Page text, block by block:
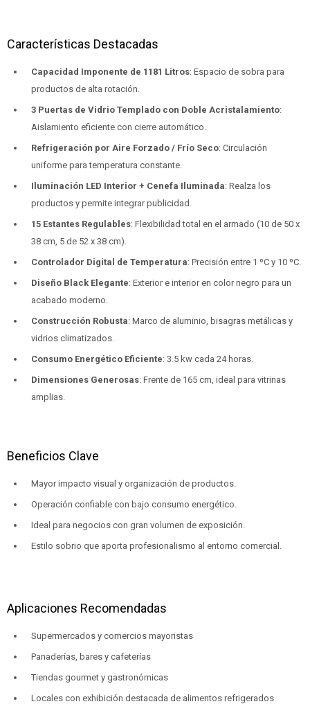
Características Destacadas
Capacidad Imponente de 1181 Litros: Espacio de sobra para
productos de alta rotación.
3 Puertas de Vidrio Templado con Doble Acristalamiento:
Aislamiento eficiente con cierre automático.
Refrigeración por Aire Forzado / Frío Seco: Circulación
uniforme para temperatura constante.
Iluminación LED Interior + Cenefa Iluminada: Realza los
productos y permite integrar publicidad.
15 Estantes Regulables: Flexibilidad total en el armado (10 de 50 x
38 cm, 5 de 52 x 38 cm).
Controlador Digital de Temperatura: Precisión entre 1 ºC y 10 ºC.
Diseño Black Elegante: Exterior e interior en color negro para un
acabado moderno.
Construcción Robusta: Marco de aluminio, bisagras metálicas y
vidrios climatizados.
Consumo Energético Eficiente: 3.5 kw cada 24 horas.
Dimensiones Generosas: Frente de 165 cm, ideal para vitrinas
amplias.
Beneficios Clave
Mayor impacto visual y organización de productos.
Operación confiable con bajo consumo energético.
Ideal para negocios con gran volumen de exposición.
Estilo sobrio que aporta profesionalismo al entorno comercial.
Aplicaciones Recomendadas
Supermercados y comercios mayoristas
Panaderías, bares y cafeterías
Tiendas gourmet y gastronómicas
Locales con exhibición destacada de alimentos refrigerados